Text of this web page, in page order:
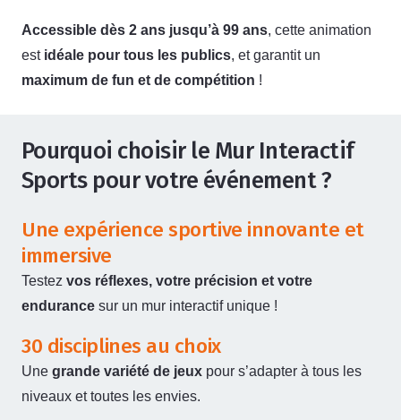
Accessible dès 2 ans jusqu’à 99 ans, cette animation
est idéale pour tous les publics, et garantit un
maximum de fun et de compétition !
Pourquoi choisir le Mur Interactif
Sports pour votre événement ?
Une expérience sportive innovante et
immersive
Testez vos réflexes, votre précision et votre
endurance sur un mur interactif unique !
30 disciplines au choix
Une grande variété de jeux pour s’adapter à tous les
niveaux et toutes les envies.